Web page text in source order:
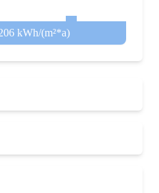
kWh/(m²*a)